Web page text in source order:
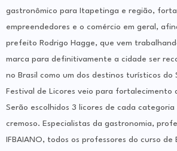
gastronômico para Itapetinga e região,
empreendedores e o comércio em geral,
prefeito Rodrigo Hagge, que vem
marca para definitivamente a cidade ser
no Brasil como um dos destinos turísticos do
Festival de Licores veio para fortalecimento
Serão escolhidos 3 licores de cada
cremoso. Especialistas da gastronomia,
IFBAIANO, todos os professores do curso de